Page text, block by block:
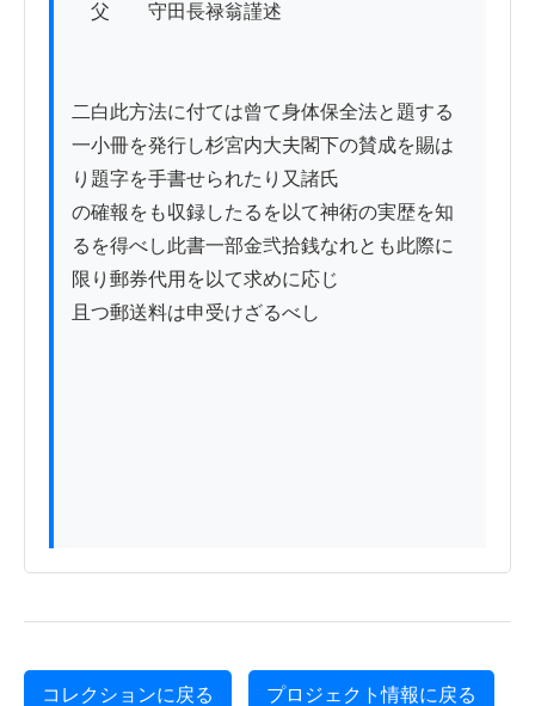
父　　守田長禄翁謹述
二白此方法に付ては曾て身体保全法と題する
一小冊を発行し杉宮内大夫閣下の賛成を賜は
り題字を手書せられたり又諸氏
の確報をも収録したるを以て神術の実歴を知
るを得べし此書一部金弐拾銭なれとも此際に
限り郵券代用を以て求めに応じ
且つ郵送料は申受けざるべし
コレクションに戻る プロジェクト情報に戻る